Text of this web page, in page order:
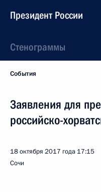
Президент России
Стенограммы
События
Заявления для
российско-
18 октября 2017 года 17:15
Сочи